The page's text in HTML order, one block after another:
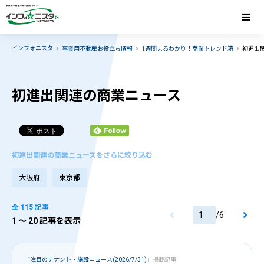
インフォニスタ 事業用不動産お役立ち情報 1週間まるわかり！商業トレンド箱 初進出
初進出関連の商業ニュース
初進出関連の商業ニュースをさらに絞り込む
大阪府 東京都
全 115 記事
1 〜 20 記事を表示
/6
「注目のテナント・施設ニュース(2026/7/31) 」掲載記事